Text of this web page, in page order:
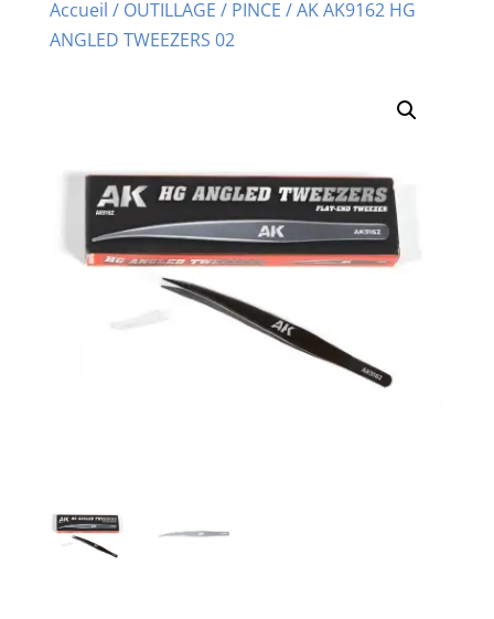
Accueil / OUTILLAGE / PINCE / AK AK9162 HG
ANGLED TWEEZERS 02